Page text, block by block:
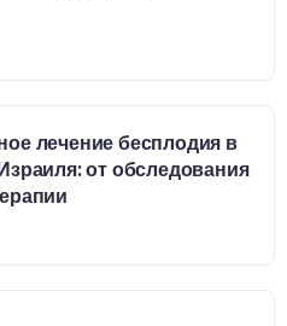
лечение бесплодия в
от обследования